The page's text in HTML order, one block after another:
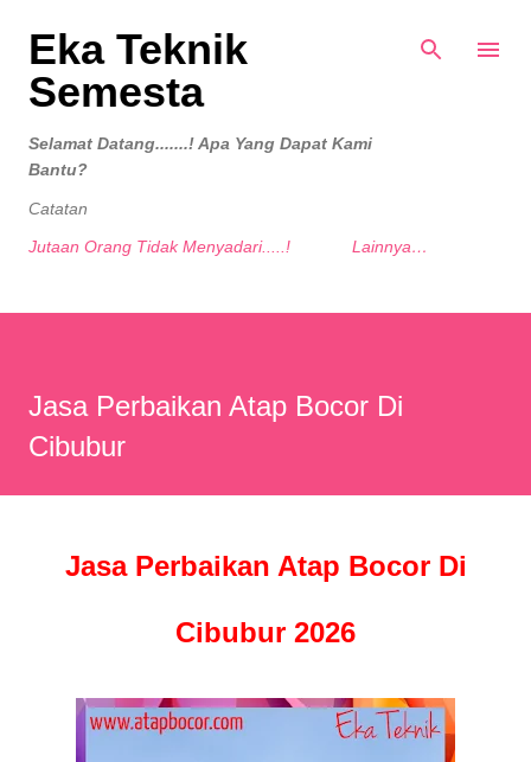
Langsung ke konten utama
Eka Teknik
Semesta
Selamat Datang.......! Apa Yang Dapat Kami
Bantu?
Catatan
Jutaan Orang Tidak Menyadari.....!
Lainnya…
Jasa Perbaikan Atap Bocor Di
Cibubur
Jasa Perbaikan Atap Bocor Di
Cibubur 2026